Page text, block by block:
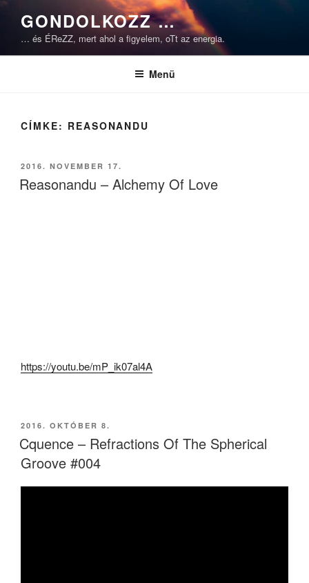
Tartalomhoz
GONDOLKOZZ …
… és ÉReZZ, mert ahol a figyelem, oTt az energia.
Menü
CÍMKE: REASONANDU
BEKÜLDVE:
2016. NOVEMBER 17.
Reasonandu – Alchemy Of Love
https://youtu.be/mP_ik07al4A
BEKÜLDVE:
2016. OKTÓBER 8.
Cquence – Refractions Of The Spherical
Groove #004